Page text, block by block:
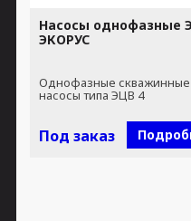
Насосы однофазные
ЭКОРУС
Однофазные скважинные
насосы типа ЭЦВ 4
Под заказ